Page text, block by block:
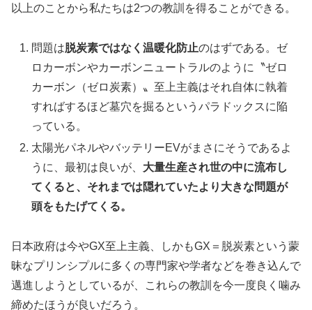
以上のことから私たちは2つの教訓を得ることができる。
問題は脱炭素ではなく温暖化防止のはずである。ゼ
ロカーボンやカーボンニュートラルのように〝ゼロ
カーボン（ゼロ炭素）〟至上主義はそれ自体に執着
すればするほど墓穴を掘るというパラドックスに陥
っている。
太陽光パネルやバッテリーEVがまさにそうであるよ
うに、最初は良いが、 大量生産され世の中に流布し
てくると、それまでは隠れていたより大きな問題が
頭をもたげてくる。
日本政府は今やGX至上主義、しかもGX＝脱炭素という蒙
昧なプリンシプルに多くの専門家や学者などを巻き込んで
邁進しようとしているが、これらの教訓を今一度良く噛み
締めたほうが良いだろう。